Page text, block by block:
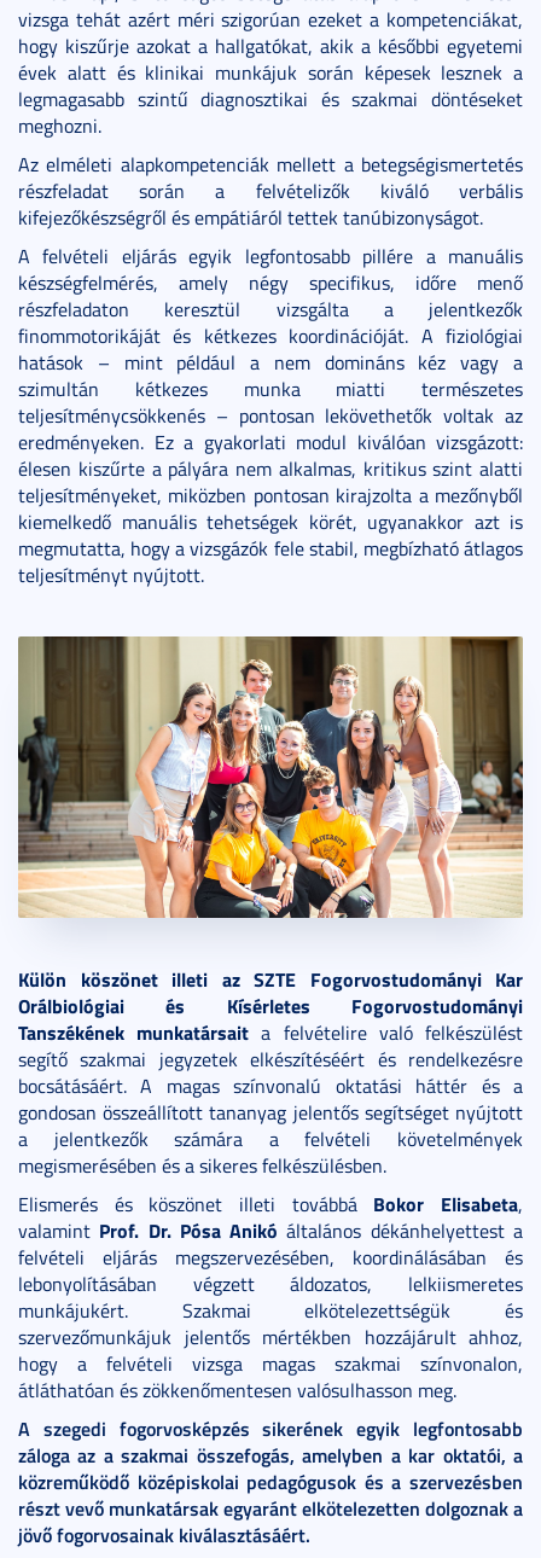
vizsga tehát azért méri szigorúan ezeket a kompetenciákat,
hogy kiszűrje azokat a hallgatókat, akik a későbbi egyetemi
évek alatt és klinikai munkájuk során képesek lesznek a
legmagasabb szintű diagnosztikai és szakmai döntéseket
meghozni.
Az elméleti alapkompetenciák mellett a betegségismertetés
részfeladat során a felvételizők kiváló verbális
kifejezőkészségről és empátiáról tettek tanúbizonyságot.
A felvételi eljárás egyik legfontosabb pillére a manuális
készségfelmérés, amely négy specifikus, időre menő
részfeladaton keresztül vizsgálta a jelentkezők
finommotorikáját és kétkezes koordinációját. A fiziológiai
hatások – mint például a nem domináns kéz vagy a
szimultán kétkezes munka miatti természetes
teljesítménycsökkenés – pontosan lekövethetők voltak az
eredményeken. Ez a gyakorlati modul kiválóan vizsgázott:
élesen kiszűrte a pályára nem alkalmas, kritikus szint alatti
teljesítményeket, miközben pontosan kirajzolta a mezőnyből
kiemelkedő manuális tehetségek körét, ugyanakkor azt is
megmutatta, hogy a vizsgázók fele stabil, megbízható átlagos
teljesítményt nyújtott.
Külön köszönet illeti az SZTE Fogorvostudományi Kar
Orálbiológiai és Kísérletes Fogorvostudományi
Tanszékének munkatársait a felvételire való felkészülést
segítő szakmai jegyzetek elkészítéséért és rendelkezésre
bocsátásáért. A magas színvonalú oktatási háttér és a
gondosan összeállított tananyag jelentős segítséget nyújtott
a jelentkezők számára a felvételi követelmények
megismerésében és a sikeres felkészülésben.
Elismerés és köszönet illeti továbbá Bokor Elisabeta,
valamint Prof. Dr. Pósa Anikó általános dékánhelyettest a
felvételi eljárás megszervezésében, koordinálásában és
lebonyolításában végzett áldozatos, lelkiismeretes
munkájukért. Szakmai elkötelezettségük és
szervezőmunkájuk jelentős mértékben hozzájárult ahhoz,
hogy a felvételi vizsga magas szakmai színvonalon,
átláthatóan és zökkenőmentesen valósulhasson meg.
A szegedi fogorvosképzés sikerének egyik legfontosabb
záloga az a szakmai összefogás, amelyben a kar oktatói, a
közreműködő középiskolai pedagógusok és a szervezésben
részt vevő munkatársak egyaránt elkötelezetten dolgoznak a
jövő fogorvosainak kiválasztásáért.